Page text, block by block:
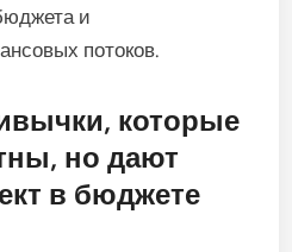
и
потоков.
которые
но дают
в бюджете